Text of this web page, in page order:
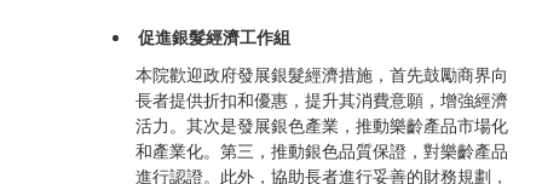
促進銀髮經濟工作組
本院歡迎政府發展銀髮經濟措施，首先鼓勵商界向
長者提供折扣和優惠，提升其消費意願，增強經濟
活力。其次是發展銀色產業，推動樂齡產品市場化
和產業化。第三，推動銀色品質保證，對樂齡產品
進行認證。此外，協助長者進行妥善的財務規劃，